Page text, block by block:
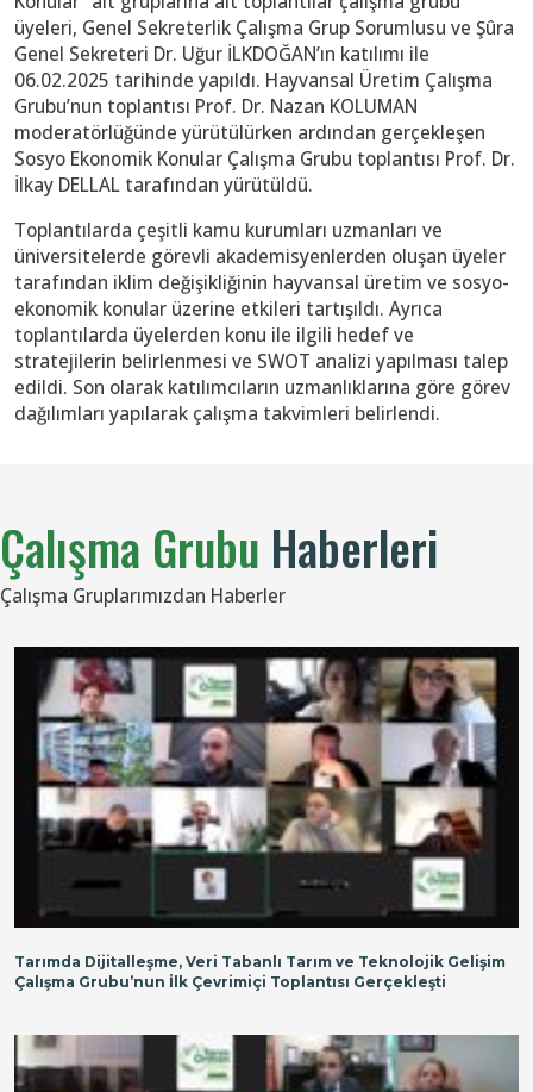
üyeleri, Genel Sekreterlik Çalışma Grup Sorumlusu ve Şûra
Genel Sekreteri Dr. Uğur İLKDOĞAN’ın katılımı ile
06.02.2025 tarihinde yapıldı. Hayvansal Üretim Çalışma
Grubu’nun toplantısı Prof. Dr. Nazan KOLUMAN
moderatörlüğünde yürütülürken ardından gerçekleşen
Sosyo Ekonomik Konular Çalışma Grubu toplantısı Prof. Dr.
İlkay DELLAL tarafından yürütüldü.
Toplantılarda çeşitli kamu kurumları uzmanları ve
üniversitelerde görevli akademisyenlerden oluşan üyeler
tarafından iklim değişikliğinin hayvansal üretim ve sosyo-
ekonomik konular üzerine etkileri tartışıldı. Ayrıca
toplantılarda üyelerden konu ile ilgili hedef ve
stratejilerin belirlenmesi ve SWOT analizi yapılması talep
edildi. Son olarak katılımcıların uzmanlıklarına göre görev
dağılımları yapılarak çalışma takvimleri belirlendi.
Çalışma Grubu Haberleri
Çalışma Gruplarımızdan Haberler
Tarımda Dijitalleşme, Veri Tabanlı Tarım ve Teknolojik Gelişim
Çalışma Grubu’nun İlk Çevrimiçi Toplantısı Gerçekleşti